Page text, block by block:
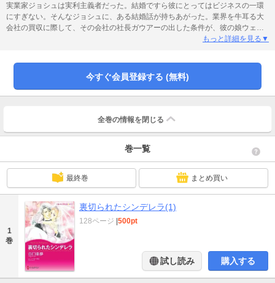
実業家ジョシュは実利主義者だった。結婚ですら彼にとってはビジネスの一環
にすぎない。そんなジョシュに、ある結婚話が持ちあがった。業界を牛耳る大
会社の買収に際して、その会社の社長ガウアーの出した条件が、彼の娘ウェン
ディとの結婚だったのだ。ガウアーはひとり娘を“少々変わっている”と評してい
事情を知らないウェンディに会うと、あまりに無垢で純粋な彼女に調子を狂わ
もっと詳細を見る▼
今すぐ会員登録する (無料)
全巻の情報を 閉じる
巻一覧
最終巻 まとめ買い
1
巻
裏切られたシンデレラ(1)
128ページ 500pt
試し読み 購入する